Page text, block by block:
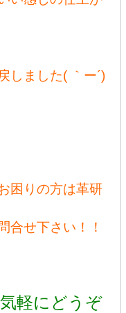
しました( ｀ー´)
困りの方は革研
合せ下さい！！
軽にどうぞ